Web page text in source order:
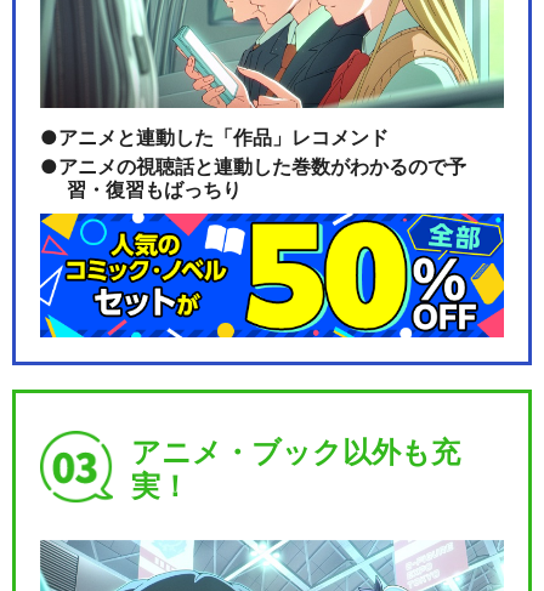
アニメと連動した「作品」レコメンド
アニメの視聴話と連動した巻数がわかるので予
習・復習もばっちり
アニメ・ブック以外も充
実！